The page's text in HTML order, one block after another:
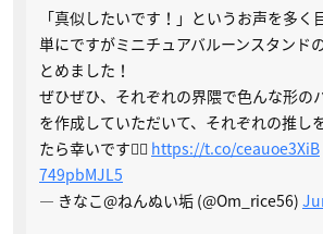
「真似したいです！」というお声を多く
単にですがミニチュアバルーンスタンド
とめました！
ぜひぜひ、それぞれの界隈で色んな形の
を作成していただいて、それぞれの推し
たら幸いです🙇‍♀️ https://t.co/ceauoe3XiB
749pbMJL5
— きなこ@ねんぬい垢 (@Om_rice56)